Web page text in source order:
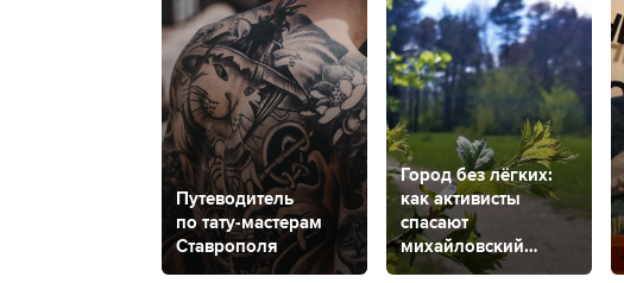
Путеводитель
по тату-мастерам
Ставрополя
Город без лёгких:
как активисты
спасают
михайловский
дендрарий?